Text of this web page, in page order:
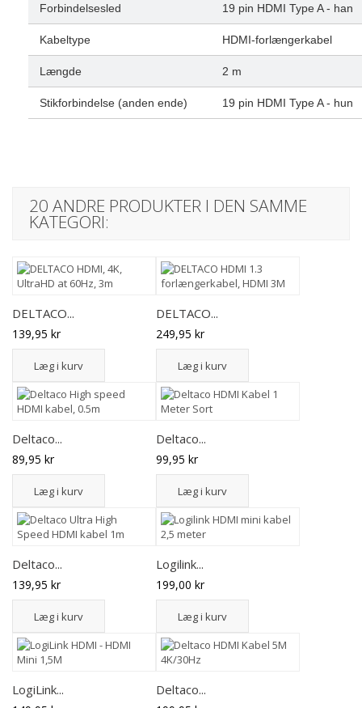
Forbindelsesled 19 pin HDMI Type A - han
Kabeltype HDMI-forlængerkabel
Længde 2 m
Stikforbindelse (anden ende) 19 pin HDMI Type A - hun
20 ANDRE PRODUKTER I DEN SAMME
KATEGORI:
DELTACO...
139,95 kr
Læg i kurv
DELTACO...
249,95 kr
Læg i kurv
Deltaco...
89,95 kr
Læg i kurv
Deltaco...
99,95 kr
Læg i kurv
Deltaco...
139,95 kr
Læg i kurv
Logilink...
199,00 kr
Læg i kurv
LogiLink... Deltaco...